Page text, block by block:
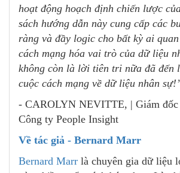
hoạt động hoạch định chiến lược
sách hướng dẫn này cung cấp các
ràng và đầy logic cho bất kỳ ai
cách mạng hóa vai trò của dữ liệu
không còn là lời tiên tri nữa đã đến
cuộc cách mạng về dữ liệu nhân
- CAROLYN NEVITTE, | Giám
Công ty People Insight
Về tác giả - Bernard Marr
Bernard Marr là chuyên gia dữ liệu